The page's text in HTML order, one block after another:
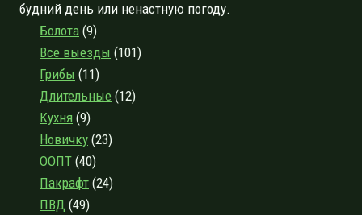
будний день или ненастную погоду.
Болота (9)
Все выезды (101)
Грибы (11)
Длительные (12)
Кухня (9)
Новичку (23)
ООПТ (40)
Пакрафт (24)
ПВД (49)